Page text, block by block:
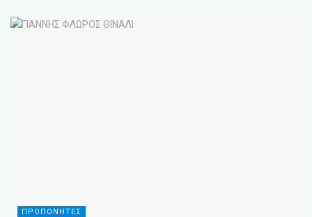
ΠΡΟΠΟΝΗΤΕΣ